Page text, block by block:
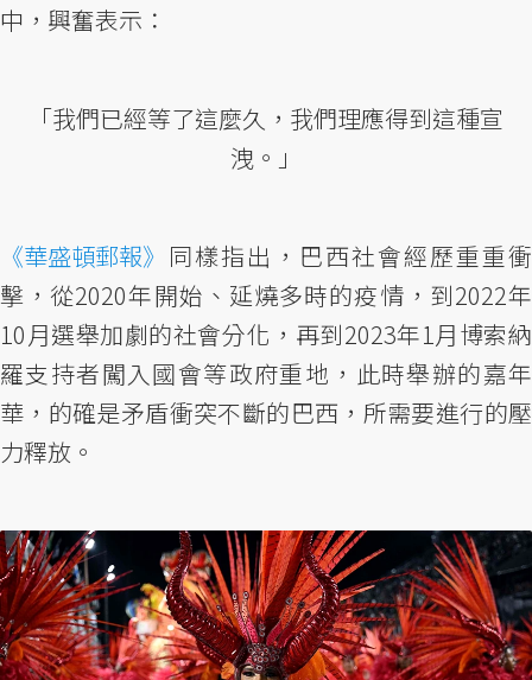
中，興奮表示：
「我們已經等了這麼久，我們理應得到這種宣
洩。」
《華盛頓郵報》 同樣指出，巴西社會經歷重重衝
擊，從2020年開始、延燒多時的疫情，到2022年
10月選舉加劇的社會分化，再到2023年1月博索納
羅支持者闖入國會等政府重地，此時舉辦的嘉年
華，的確是矛盾衝突不斷的巴西，所需要進行的壓
力釋放。